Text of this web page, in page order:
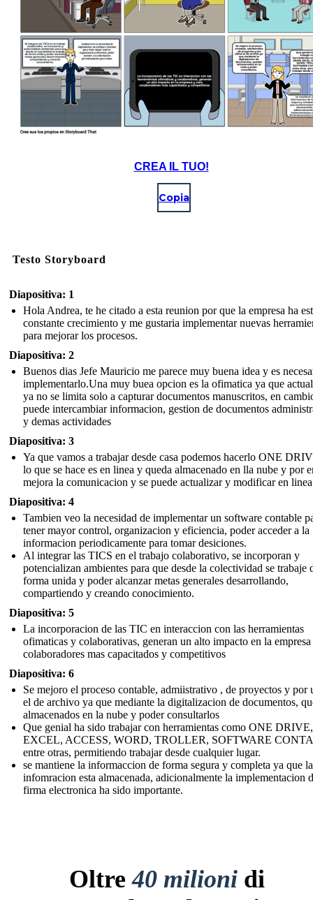
CREA IL TUO!
Copia
Testo Storyboard
Diapositiva: 1
Hola Andrea, te he citado a esta reunion por que la empresa ha
constante crecimiento y me gustaria implementar nuevas
para mejorar los procesos.
Diapositiva: 2
Buenos dias Jefe Mauricio me parece muy buena idea y es
implementarlo.Una muy buea opcion es la ofimatica ya que
ya no se limita solo a capturar documentos manuscritos, en
puede intercambiar informacion, gestion de documentos
y demas actividades
Diapositiva: 3
Ya que vamos a trabajar desde casa podemos hacerlo ONE
lo que se hace es en linea y queda almacenado en lla nube y por
mejora la comunicacion y se puede actualizar y modificar en linea
Diapositiva: 4
Tambien veo la necesidad de implementar un software contable
tener mayor control, organizacion y eficiencia, poder acceder a la
informacion periodicamente para tomar desiciones.
Al integrar las TICS en el trabajo colaborativo, se incorporan y
potencializan ambientes para que desde la colectividad se trabaje
forma unida y poder alcanzar metas generales desarrollando,
compartiendo y creando conocimiento.
Diapositiva: 5
La incorporacion de las TIC en interaccion con las herramientas
ofimaticas y colaborativas, generan un alto impacto en la
colaboradores mas capacitados y competitivos
Diapositiva: 6
Se mejoro el proceso contable, admiistrativo , de proyectos y por
el de archivo ya que mediante la digitalizacion de documentos,
almacenados en la nube y poder consultarlos
Que genial ha sido trabajar con herramientas como ONE DRIVE,
EXCEL, ACCESS, WORD, TROLLER, SOFTWARE
entre otras, permitiendo trabajar desde cualquier lugar.
se mantiene la informaccion de forma segura y completa ya que la
infomracion esta almacenada, adicionalmente la implementacion
firma electronica ha sido importante.
Oltre40 milioni di